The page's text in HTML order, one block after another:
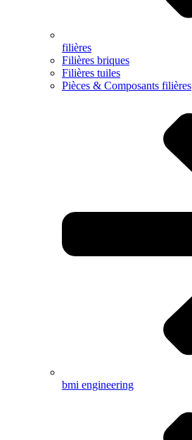
filières
Filières briques
Filières tuiles
Pièces & Composants filières
bmi engineering